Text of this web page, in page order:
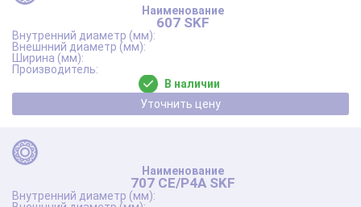
607 SKF
В наличии
Уточнить цену
707 CE/P4A SKF